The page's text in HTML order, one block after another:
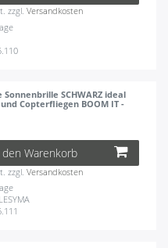
zzgl.Versandkosten
Sonnenbrille SCHWARZ ideal
Copterfliegen BOOM IT -
den Warenkorb
zzgl.Versandkosten